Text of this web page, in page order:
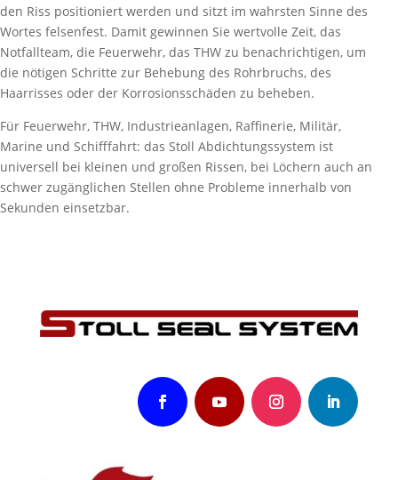
den Riss positioniert werden und sitzt im wahrsten Sinne des
Wortes felsenfest. Damit gewinnen Sie wertvolle Zeit, das
Notfallteam, die Feuerwehr, das THW zu benachrichtigen, um
die nötigen Schritte zur Behebung des Rohrbruchs, des
Haarrisses oder der Korrosionsschäden zu beheben.
Für Feuerwehr, THW, Industrieanlagen, Raffinerie, Militär,
Marine und Schifffahrt: das Stoll Abdichtungssystem ist
universell bei kleinen und großen Rissen, bei Löchern auch an
schwer zugänglichen Stellen ohne Probleme innerhalb von
Sekunden einsetzbar.